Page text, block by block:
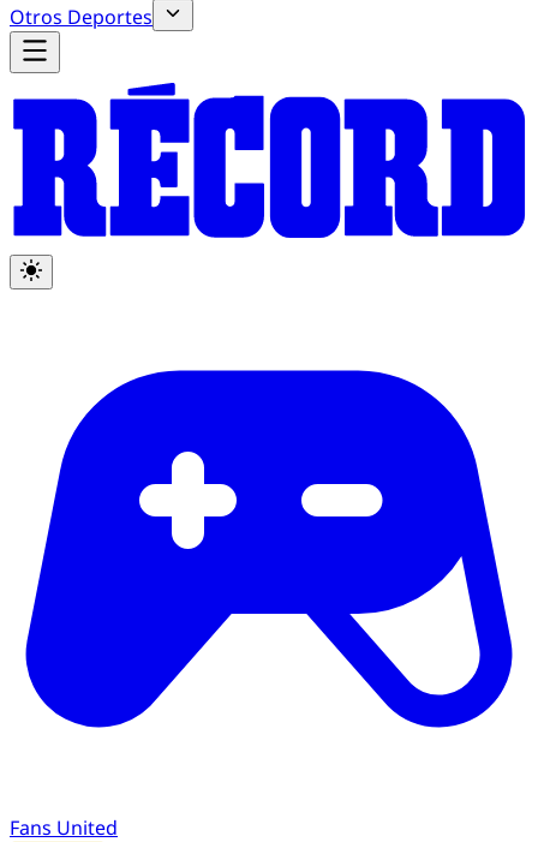
Otros Deportes
Fans United